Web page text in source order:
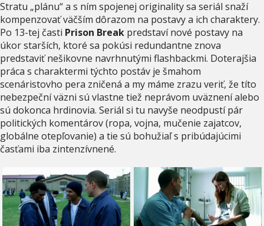
Stratu „plánu“ a s ním spojenej originality sa seriál snaží
kompenzovať väčším dôrazom na postavy a ich charaktery.
Po 13-tej časti Prison Break predstaví nové postavy na
úkor starších, ktoré sa pokúsi redundantne znova
predstaviť nešikovne navrhnutými flashbackmi. Doterajšia
práca s charaktermi týchto postáv je šmahom
scenáristovho pera zničená a my máme zrazu veriť, že títo
nebezpeční väzni sú vlastne tiež neprávom uväznení alebo
sú dokonca hrdinovia. Seriál si tu navyše neodpustí pár
politických komentárov (ropa, vojna, mučenie zajatcov,
globálne otepľovanie) a tie sú bohužiaľ s pribúdajúcimi
časťami iba zintenzívnené.